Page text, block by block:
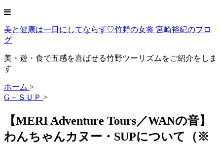
美と健康は一日にしてならず♡竹野の女将 宮崎裕紀のブロ
グ
美・遊・食で五感を喜ばせる竹野ツーリズムをご紹介をしま
す
ホーム >
G－ＳＵＰ >
【MERI Adventure Tours／WANの音】
わんちゃんカヌー・SUPについて（※